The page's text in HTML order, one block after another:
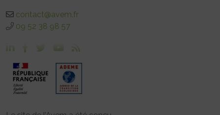
contact@avem.fr
09 52 38 98 57